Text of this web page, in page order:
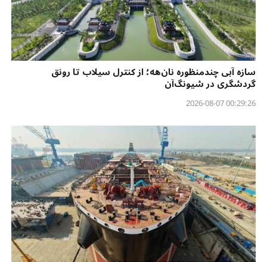
سازه آبی چندمنظوره نان‌هه؛ از کنترل سیلاب تا رونق
گردشگری در شیونگ‌آن
00:29:26 2026-08-07